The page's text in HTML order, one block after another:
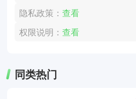
隐私政策：查看
权限说明：查看
同类热门